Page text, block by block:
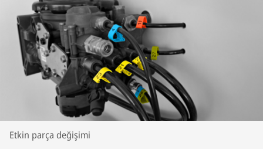
Etkin parça değişimi